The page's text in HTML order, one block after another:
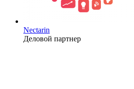
Nectarin
Деловой партнер